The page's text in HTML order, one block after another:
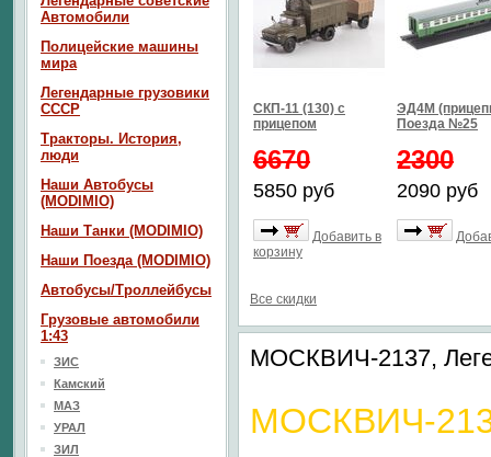
СКП-11 (130) с
прицепом
6670
5850 руб
Добавить в
корзину
ЭД4М
Поезда №25
2300
2090 руб
Все скидки
МОСКВИЧ-2137,
МОСКВИЧ-
Автомобили
Полицейские машины
мира
Легендарные грузовики
СССР
Тракторы. История,
люди
Наши Автобусы
(MODIMIO)
Наши Танки (MODIMIO)
Наши Поезда (MODIMIO)
Автобусы/Троллейбусы
Грузовые автомобили
1:43
ЗИС
Камский
МАЗ
УРАЛ
ЗИЛ